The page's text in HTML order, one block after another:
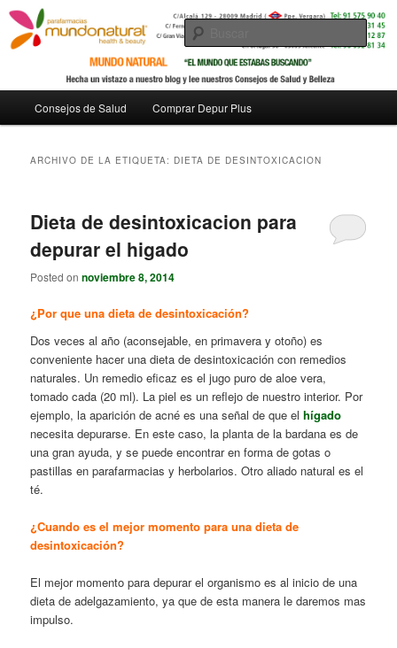
principal
Ir
principal
Ir
secundario
Consejos de Salud Comprar Depur Plus
ARCHIVO DE LA ETIQUETA: DIETA DE DESINTOXICACION
Dieta de desintoxicacion para
depurar el higado
Posted onnoviembre 8, 2014
¿Por que una dieta de desintoxicación?
Dos veces al año (aconsejable, en primavera y otoño) es
conveniente hacer una dieta de desintoxicación con remedios
naturales. Un remedio eficaz es el jugo puro de aloe vera,
tomado cada (20 ml). La piel es un reflejo de nuestro interior. Por
ejemplo, la aparición de acné es una señal de que elhígado
necesita depurarse. En este caso, la planta de la bardana es de
una gran ayuda, y se puede encontrar en forma de gotas o
pastillas en parafarmacias y herbolarios. Otro aliado natural es el
té.
¿Cuando es el mejor momento para una dieta de
desintoxicación?
El mejor momento para depurar el organismo es al inicio de una
dieta de adelgazamiento, ya que de esta manera le daremos mas
impulso.